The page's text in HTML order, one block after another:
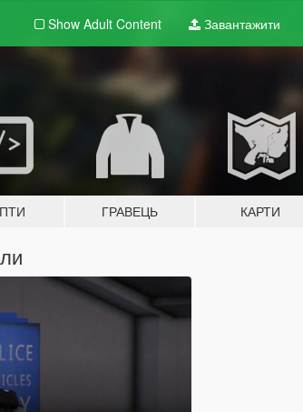
Show Adult Content Завантажити
ГРАВЕЦЬ КАРТИ